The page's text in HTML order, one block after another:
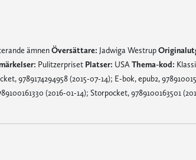
ämnenÖversättare: Jadwiga Westrup
Pulitzerpriset Platser: USA Thema-kod:
9789174294958 (2015-07-14); E-bok, epub2,
(2016-01-14); Storpocket, 9789100163501